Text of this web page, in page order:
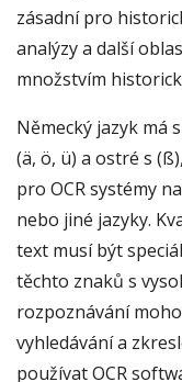
zásadní pro
analýzy a další
množstvím
Německý jazyk má
(ä, ö, ü) a ostré s
pro OCR systémy
nebo jiné jazyky.
text musí být
těchto znaků s
rozpoznávání
vyhledávání a
používat OCR